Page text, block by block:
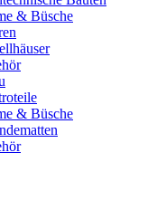
& Büsche
& Büsche